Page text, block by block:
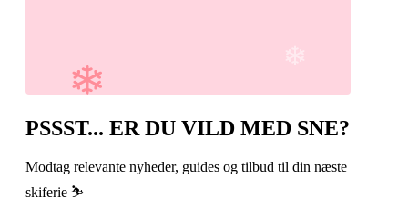
PSSST... ER DU VILD MED SNE?
Modtag relevante nyheder, guides og tilbud til din næste
skiferie ⛷️